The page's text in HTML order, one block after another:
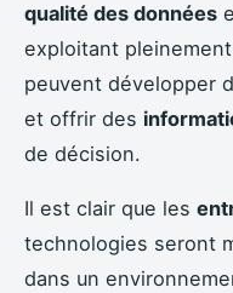
qualité des données
exploitant
peuvent développer
et offrir des
de décision.
Il est clair que les
technologies seront
dans un